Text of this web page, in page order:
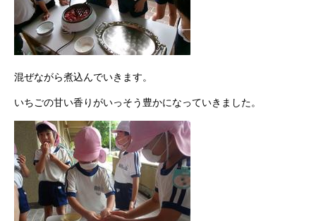
混ぜながら煮込んでいきます。
いちごの甘い香りがいっそう豊かになっていきました。